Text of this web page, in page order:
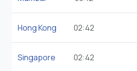
Hong Kong 02:42
Singapore 02:42